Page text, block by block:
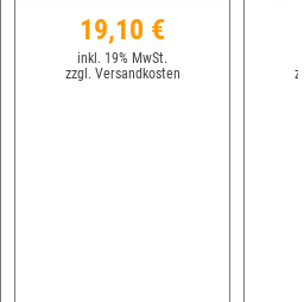
19,10 €
inkl. 19% MwSt.
zzgl. Versandkosten